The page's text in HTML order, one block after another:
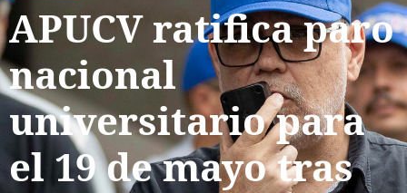
APUCV ratifica paro
nacional
universitario para
el 19 de mayo tras